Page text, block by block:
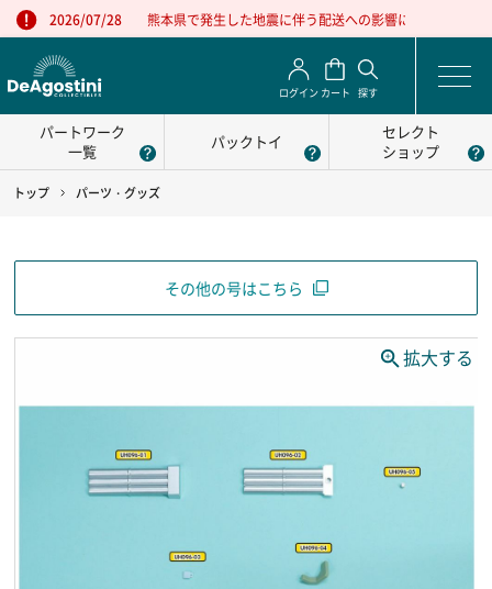
2026/07/28 熊本県で発生した地震に伴う配送への影響について
ログイン カート 探す
パートワーク
一覧
パックトイ
セレクト
ショップ
トップ パーツ・グッズ
その他の号はこちら